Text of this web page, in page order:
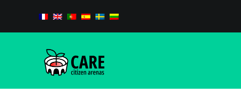
contenu